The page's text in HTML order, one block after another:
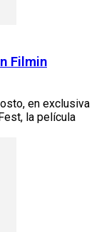
Filmin
en exclusiva
la película